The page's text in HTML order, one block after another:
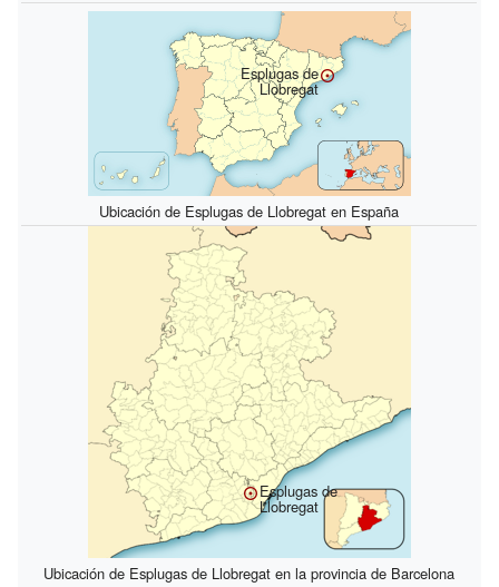
Esplugas de
Llobregat
Ubicación de Esplugas de Llobregat en España
Esplugas de
Llobregat
Ubicación de Esplugas de Llobregat en la provincia de Barcelona